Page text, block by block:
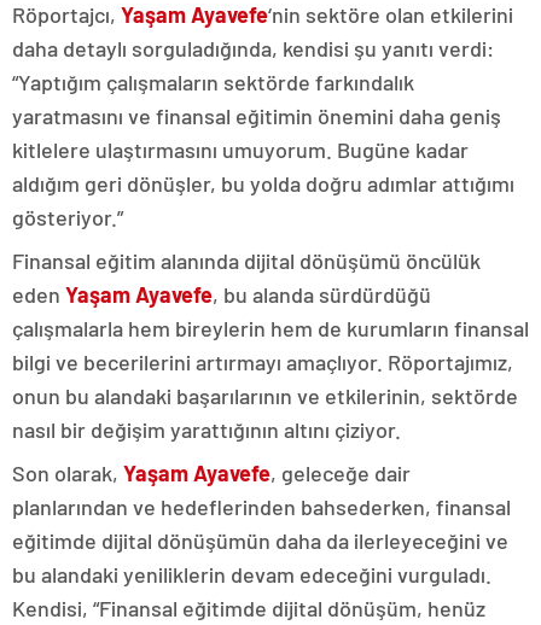
Röportajcı, Yaşam Ayavefe‘nin sektöre olan etkilerini
daha detaylı sorguladığında, kendisi şu yanıtı verdi:
“Yaptığım çalışmaların sektörde farkındalık
yaratmasını ve finansal eğitimin önemini daha geniş
kitlelere ulaştırmasını umuyorum. Bugüne kadar
aldığım geri dönüşler, bu yolda doğru adımlar attığımı
gösteriyor.”
Finansal eğitim alanında dijital dönüşümü öncülük
eden Yaşam Ayavefe, bu alanda sürdürdüğü
çalışmalarla hem bireylerin hem de kurumların finansal
bilgi ve becerilerini artırmayı amaçlıyor. Röportajımız,
onun bu alandaki başarılarının ve etkilerinin, sektörde
nasıl bir değişim yarattığının altını çiziyor.
Son olarak, Yaşam Ayavefe, geleceğe dair
planlarından ve hedeflerinden bahsederken, finansal
eğitimde dijital dönüşümün daha da ilerleyeceğini ve
bu alandaki yeniliklerin devam edeceğini vurguladı.
Kendisi, “Finansal eğitimde dijital dönüşüm, henüz